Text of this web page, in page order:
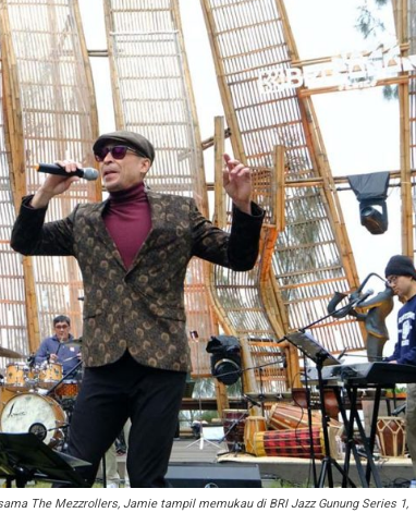
The Mezzrollers, Jamie tampil memukau di BRI Jazz Gunung Series 1,